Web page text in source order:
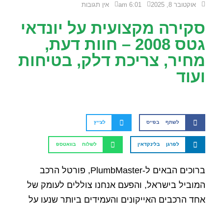
אוקטובר 8, 2025 6:01 am אין תגובות
סקירה מקצועית על יונדאי
גטס 2008 – חוות דעת,
מחיר, צריכת דלק, בטיחות
ועוד
לשתף בפייס לצייץ
לפרגן בלינקדאין לשלוח בוואטספ
ברוכים הבאים ל-PlumbMaster, פורטל הרכב
המוביל בישראל, והפעם אנחנו צוללים לעומק של
אחד הרכבים האייקונים והעמידים ביותר שנעו על